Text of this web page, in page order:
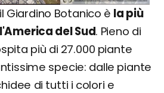
Giardino Botanico è la più
del Sud. Pieno di
più di 27.000 piante
specie: dalle piante
di tutti i colori e